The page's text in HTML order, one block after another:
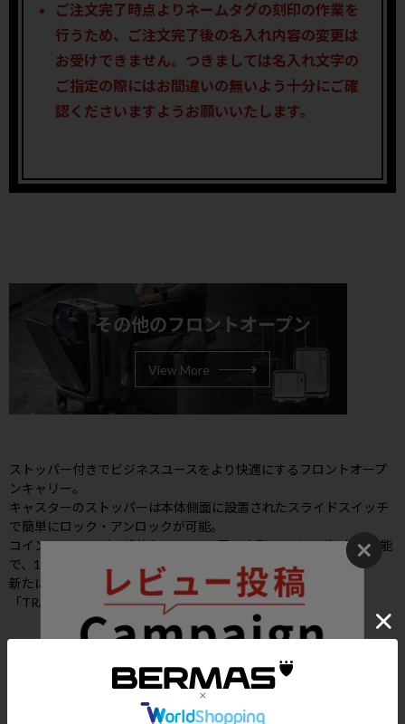
ご注文完了時点よりネームタグの刻印の作業を
行うため、ご注文完了後の名入れ内容の変更は
お受けできません。つきましては名入れ文字の
ご指定の際にはお間違いの無いよう十分にご確
認くださいますようお願いいたします。
その他のフロントオープン
View More
ストッパー付きでビジネスユースをより快適にするフロントオープ
ンキャリー。
キャスターのストッパーは本体側面に設置されたスライドスイッチ
で簡単にロック・アンロックが可能。
コインロッカー（一般的な500～600円の中型・Mサイズ）収納可能
で、100席未満航空機の機内持込対応サイズです。
新たにロストバゲージの際に荷物が手元に戻る確率が向上する
「TRAVEL SENTRY ID」を装備。